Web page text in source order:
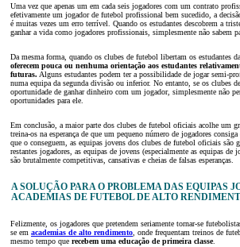
Uma vez que apenas um em cada seis jogadores com um contrato
efetivamente um jogador de futebol profissional bem sucedido, a
é muitas vezes um erro terrível. Quando os estudantes descobrem a
ganhar a vida como jogadores profissionais, simplesmente não sabem
Da mesma forma, quando os clubes de futebol libertam os estudantes
oferecem pouca ou nenhuma orientação aos estudantes
futuras. Alguns estudantes podem ter a possibilidade de jogar semi-
numa equipa da segunda divisão ou inferior. No entanto, se os clubes
oportunidade de ganhar dinheiro com um jogador, simplesmente não
oportunidades para ele.
Em conclusão, a maior parte dos clubes de futebol oficiais acolhe um
treina-os na esperança de que um pequeno número de jogadores
que o conseguem, as equipas jovens dos clubes de futebol oficiais são
restantes jogadores, as equipas de jovens (especialmente as equipas de
são brutalmente competitivas, cansativas e cheias de falsas esperanças.
A SOLUÇÃO PARA O PROBLEMA DAS EQUIPAS
ACADEMIAS DE FUTEBOL DE ALTO
Felizmente, os jogadores que pretendem seriamente tornar-se
se em academias de alto rendimento, onde frequentam treinos de
mesmo tempo que recebem uma educação de primeira classe.